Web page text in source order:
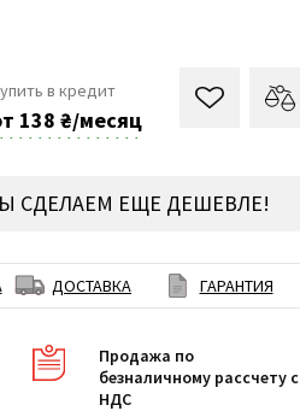
в кредит
138 ₴/месяц
СДЕЛАЕМ ЕЩЕ ДЕШЕВЛЕ!
ДОСТАВКА ГАРАНТИЯ
Продажа по
безналичному рассчету с
НДС